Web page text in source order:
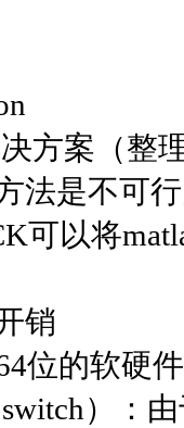
方案（整
法是不可
可以将
销
位的软硬
）：